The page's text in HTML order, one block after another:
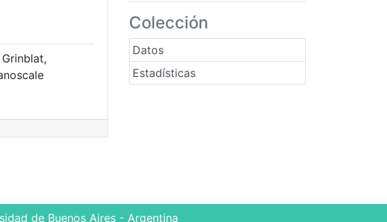
Colección
Datos
Estadísticas
de Buenos Aires - Argentina